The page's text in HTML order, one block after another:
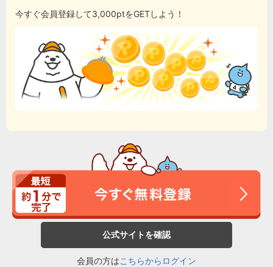
今すぐ会員登録して3,000ptをGETしよう！
公式サイトを確認
会員の方はこちらからログイン